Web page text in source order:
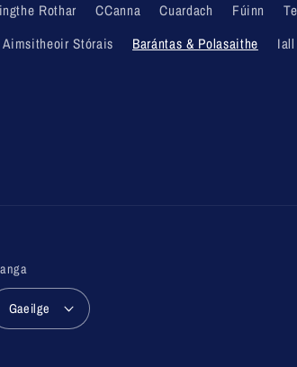
Rothar CCanna Cuardach Fúinn
Aimsitheoir Stórais
Barántas & Polasaithe
Gaeilge